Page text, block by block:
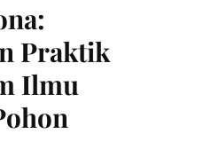
Praktik
Ilmu